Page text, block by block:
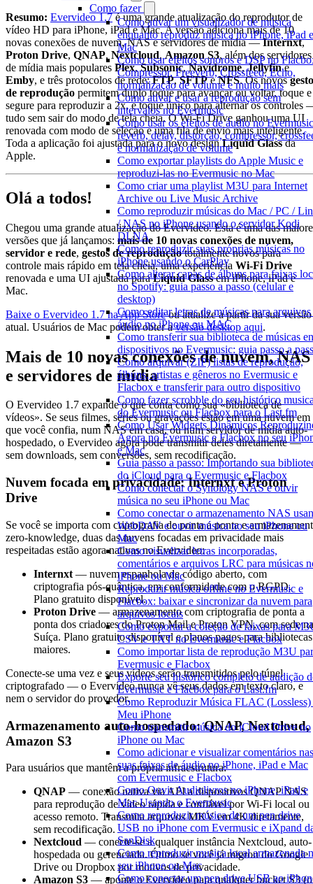
Como fazer
Como ativar um visualizador de música
enquanto reproduz música no iPhone, iPad e
Mac
Como usar efeitos sonoros e DSP no
Compressor, Freeverb, Crossfeed, Echo,
normalização de volume e muito mais
Como ativar e usar a reprodução sem
intervalos no Evermusic
Como usar os efeitos de áudio no
reverb, delay, distorção, compressor,
e normalização de volume
Como exportar playlists do Apple Music e
reproduzi-las no Evermusic no Mac
Como criar uma playlist M3U para Internet
Archive ou Live Music Archive
Como reproduzir músicas do Mac / PC /
/ NAS no iPhone usando o servidor Kodi
DLNA
Como reproduzir suas próprias músicas no
iPhone usando o CarPlay
Como alterar capas de álbuns para faixas
no Spotify: guia passo a passo (celular e
desktop)
Como editar letras de músicas para arquivos
áudio no iPhone ou MAC
Como transferir sua biblioteca de músicas
dispositivos no Evermusic: guia passo a
Como arquivar (ZIP) listas de reprodução,
álbuns, artistas e gêneros no Evermusic e
Flacbox e transferir para outro dispositivo
Como fazer scrobble do seu histórico
do Evermusic ou Flacbox para o Last.fm
Como Usar Widgets Dinâmicos
Agora no Evermusic e Flacbox no seu
e Mac
Guia passo a passo: Importando sua
do iCloud para o Evermusic e Flacbox
Como conectar o Synology NAS e ouvir
música no seu iPhone ou Mac
Como conectar o armazenamento NAS
WebDAV e ouvir música no seu iPhone ou
Mac
Como visualizar letras incorporadas,
comentários e arquivos LRC para músicas
iPhone ou Mac
Reproduzir música offline no Evermusic e
Flacbox: baixar e sincronizar da nuvem para
arquivos locais
Como exportar a coleção de faixas para
CSV e TXT no Evermusic e Flacbox
Como importar lista de reprodução M3U
Evermusic e Flacbox
Exporte seu histórico completo de audição
Evermusic e Flacbox para o Last.fm
Como Reproduzir Música FLAC (Lossless)
Meu iPhone
Como transmitir música do iCloud Drive no
iPhone ou Mac
Como adicionar e visualizar comentários nas
suas faixas de áudio no iPhone, iPad e Mac
com Evermusic e Flacbox
Como Ouvir Audiolivros no iPhone, iPad e
Mac Usando o Evermusic
Como reproduzir música de um pen drive
USB no iPhone com Evermusic e iXpand
SanDisk
Como reproduzir musica local armazenada
seu iPhone ou Mac
Como conectar um pen drive USB ao
Resumo: Evervideo 1.7é uma grande atualização do reprodutor de
vídeo HD para iPhone, iPad e Mac. A versão adiciona mais de 10
novas conexões de nuvem, NAS e servidores de mídia —Internxt,
Proton Drive, QNAP, Nextcloud, Amazon S3, além dos servidores
de mídia mais populares Plex,Subsonic,Navidrome,Jellyfine
Emby, e três protocolos de rede:FTP,SFTPeNFS. Os novos
de reprodução permitem duplo toque para avançar ou voltar, toque e
segure para reproduzir a 2x, e toque único para alternar os controles
tudo sem sair do modo de tela cheia. O Wi-Fi Drive ganhou uma UI
renovada com modo de seleção e uma fila de envio mais inteligente.
Toda a aplicação foi ajustada para o novo designLiquid Glassda
Apple.
Olá a todos!
Chegou uma grande atualização do Evervideo. Esta é uma das
versões que já lançamos: mais de 10 novas conexões de nuvem,
servidor e rede, gestos de reproduçãototalmente novos para
controle mais rápido em tela cheia, uma experiência Wi-Fi Drive
renovada e uma UI ajustada paraLiquid Glassem iPhone, iPad e
Mac.
Baixe o Evervideo 1.7 na App Storeou atualize a partir da sua versão
atual. Usuários de Mac podem obter aversão desktop aqui.
Mais de 10 novas conexões de nuvem, NAS
e servidores de mídia
O Evervideo 1.7 expande o que conta como sua «biblioteca de
vídeos». Se seus filmes, séries ou gravações estão em uma nuvem em
que você confia, num NAS em casa, ou num servidor de mídia auto-
hospedado, o Evervideo agora pode transmitir deles diretamente —
sem downloads, sem conversões, sem recodificação.
Nuvem focada em privacidade: Internxt e Proton
Drive
Se você se importa com criptografia de ponta a ponta e
zero-knowledge, duas das nuvens focadas em privacidade mais
respeitadas estão agora nativas no Evervideo:
Internxt — nuvem espanhola de código aberto, com
criptografia pós-quântica, em conformidade com o RGPD.
Plano gratuito disponível.
Proton Drive — armazenamento com criptografia de ponta a
ponta dos criadores do Proton Mail e Proton VPN, com sede na
Suíça. Plano gratuito disponível e planos pagos para bibliotecas
maiores.
Conecte-se uma vez e seus vídeos serão transmitidos pelo túnel
criptografado — o Evervideo nunca vê seus dados em texto claro, e
nem o servidor do provedor.
Armazenamento auto-hospedado: QNAP, Nextcloud,
Amazon S3
Para usuários que mantêm a própria infraestrutura:
QNAP — conexão nativa via API a dispositivos QNAP NAS
para reprodução de vídeo rápida e confiável por Wi-Fi local ou
acesso remoto. Transmita arquivos MKV em 4K diretamente,
sem recodificação.
Nextcloud — conecte-se a qualquer instância Nextcloud, auto-
hospedada ou gerenciada. Ótimo se você já migrou do Google
Drive ou Dropbox por motivos de privacidade.
Amazon S3 — aponte o Evervideo para qualquer bucket S3